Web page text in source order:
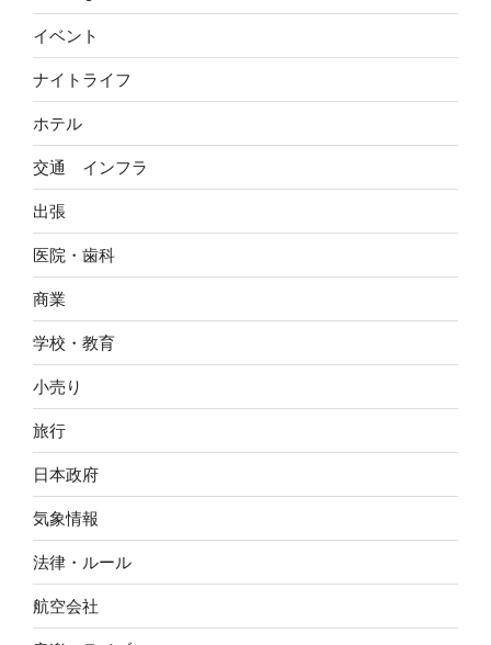
イベント
ナイトライフ
ホテル
交通 インフラ
出張
医院・歯科
商業
学校・教育
小売り
旅行
日本政府
気象情報
法律・ルール
航空会社